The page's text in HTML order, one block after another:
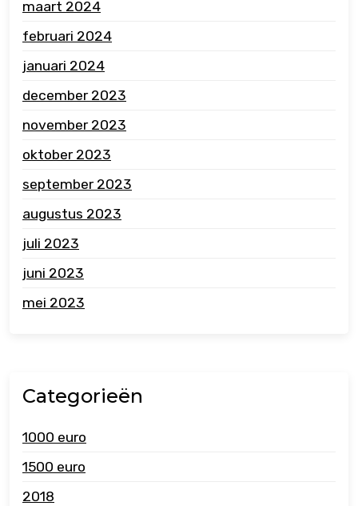
maart 2024
februari 2024
januari 2024
december 2023
november 2023
oktober 2023
september 2023
augustus 2023
juli 2023
juni 2023
mei 2023
Categorieën
1000 euro
1500 euro
2018